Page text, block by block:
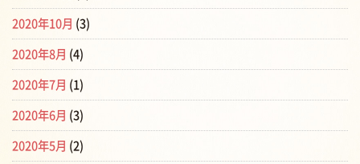
2020年10月 (3)
2020年8月 (4)
2020年7月 (1)
2020年6月 (3)
2020年5月 (2)